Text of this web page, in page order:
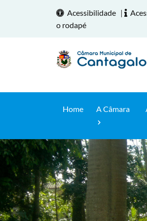
Acessibilidade |
o rodapé
Home A Câmara